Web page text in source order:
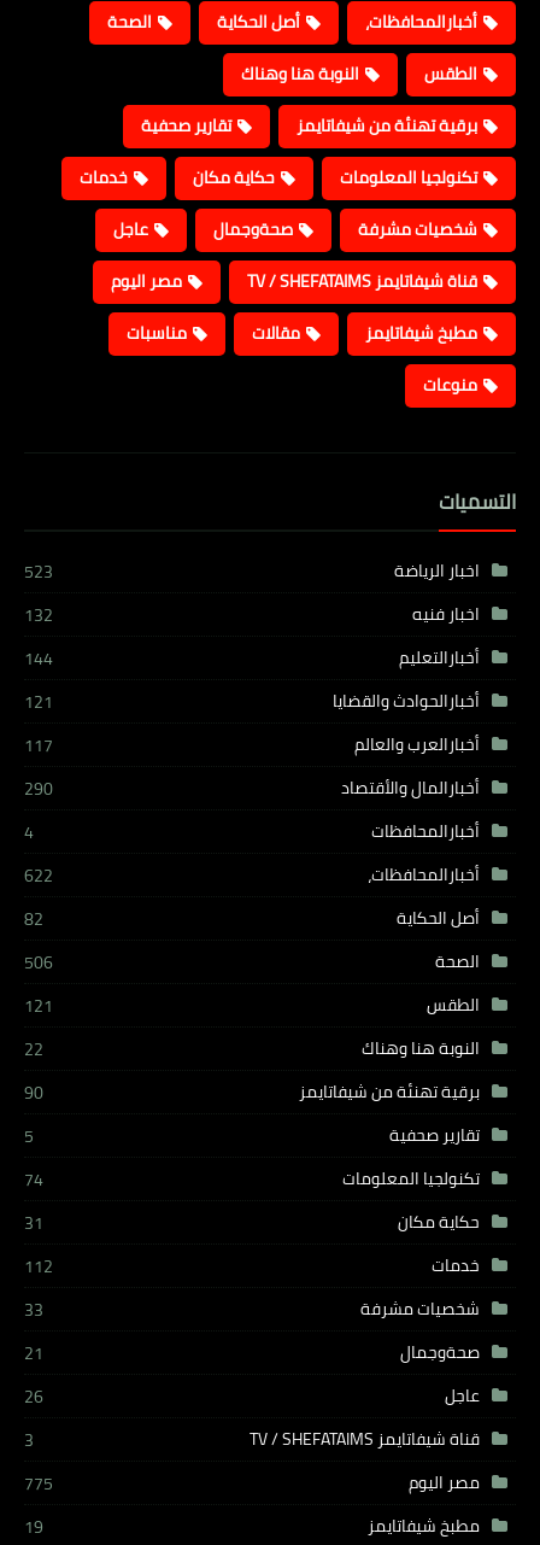
أخبارالمحافظات،
أصل الحكاية
الصحة
الطقس
النوبة هنا وهناك
برقية تهنئة من شيفاتايمز
تقارير صحفية
تكنولجيا المعلومات
حكاية مكان
خدمات
شخصيات مشرفة
صحةوجمال
عاجل
قناة شيفاتايمز TV / SHEFATAIMS
مصر اليوم
مطبخ شيفاتايمز
مقالات
مناسبات
منوعات
التسميات
اخبار الرياضة
523
اخبار فنيه
132
أخبارالتعليم
144
أخبارالحوادث والقضايا
121
أخبارالعرب والعالم
117
أخبارالمال والأقتصاد
290
أخبارالمحافظات
4
أخبارالمحافظات،
622
أصل الحكاية
82
الصحة
506
الطقس
121
النوبة هنا وهناك
22
برقية تهنئة من شيفاتايمز
90
تقارير صحفية
5
تكنولجيا المعلومات
74
حكاية مكان
31
خدمات
112
شخصيات مشرفة
33
صحةوجمال
21
عاجل
26
قناة شيفاتايمز TV / SHEFATAIMS
3
مصر اليوم
775
مطبخ شيفاتايمز
19